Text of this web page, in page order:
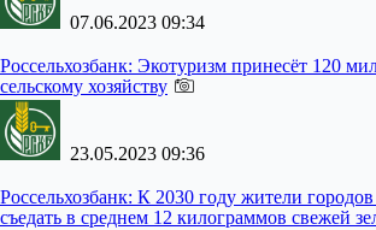
07.06.2023 09:34
Россельхозбанк: Экотуризм принесёт 120
сельскому хозяйству
23.05.2023 09:36
Россельхозбанк: К 2030 году жители
съедать в среднем 12 килограммов свежей